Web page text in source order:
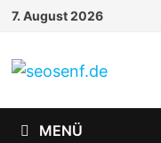
Zurück
Inhalt
7. August 2026
MENÜ